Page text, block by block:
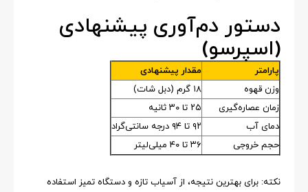
دستور دم‌آوری پیشنهادی
(اسپرسو)
پارامتر
مقدار پیشنهادی
وزن قهوه
۱۸ گرم (دبل شات)
زمان عصاره‌گیری
۲۵ تا ۳۰ ثانیه
دمای آب
۹۲ تا ۹۴ درجه سانتی‌گراد
حجم خروجی
۳۶ تا ۴۰ میلی‌لیتر
نکته: برای بهترین نتیجه، از آسیاب تازه و دستگاه تمیز استفاده